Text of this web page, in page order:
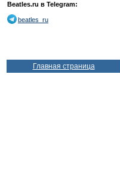
Beatles.ru в Telegram:
beatles_ru
Главная страница